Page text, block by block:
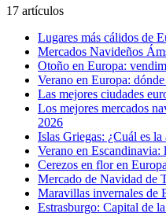
17 artículos
Lugares más cálidos de
Mercados Navideños
Otoño en Europa:
Verano en Europa:
Las mejores ciudades
Los mejores mercados
2026
Islas Griegas: ¿Cuál es la
Verano en Escandinavia:
Cerezos en flor en
Mercado de Navidad de
Maravillas invernales de
Estrasburgo: Capital de